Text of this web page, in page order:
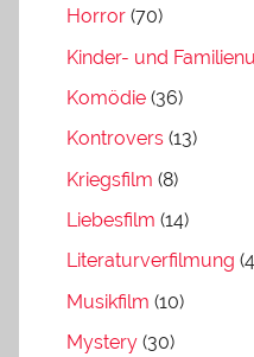
Horror (70)
Kinder- und
Komödie (36)
Kontrovers (13)
Kriegsfilm (8)
Liebesfilm (14)
Literaturverfilmung
Musikfilm (10)
Mystery (30)